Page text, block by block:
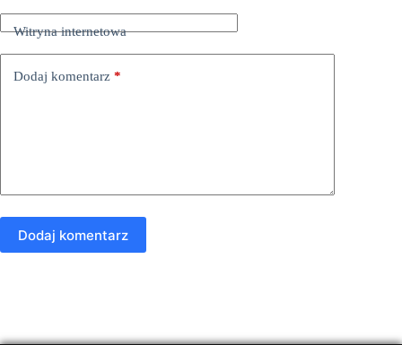
Witryna internetowa
Dodaj komentarz *
Dodaj komentarz